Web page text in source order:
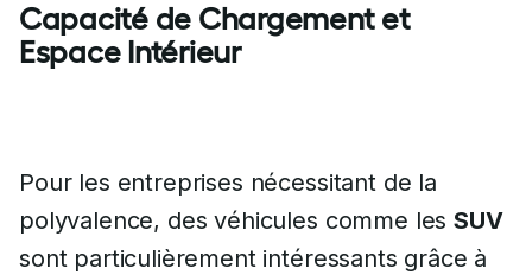
Capacité de Chargement et
Espace Intérieur
Pour les entreprises nécessitant de la
polyvalence, des véhicules comme lesSUV
sont particulièrement intéressants grâce à